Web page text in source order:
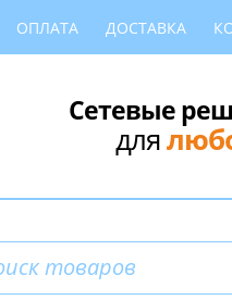
ОПЛАТА ДОСТАВКА
Сетевые
для